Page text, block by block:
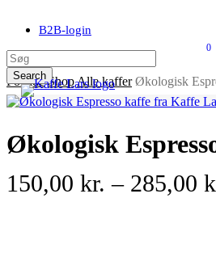
content
B2B-login
Search
Close
Search
0
Kurv
Cart
Forside ShopAlle kaffer Økologisk
Økologisk
150,00 kr. – 285,00